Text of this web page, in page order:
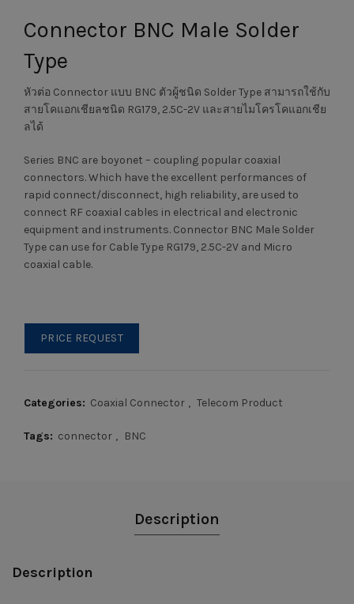
Connector BNC Male Solder
Type
หัวต่อ Connector แบบ BNC ตัวผู้ชนิด Solder Type สามารถใช้กับ
สายโคแอกเชียลชนิด RG179, 2.5C-2V และสายไมโครโคแอกเชีย
ลได้
Series BNC are boyonet – coupling popular coaxial
connectors. Which have the excellent performances of
rapid connect/disconnect, high reliability, are used to
connect RF coaxial cables in electrical and electronic
equipment and instruments. Connector BNC Male Solder
Type can use for Cable Type RG179, 2.5C-2V and Micro
coaxial cable.
PRICE REQUEST
Categories: Coaxial Connector , Telecom Product
Tags: connector , BNC
Description
Description